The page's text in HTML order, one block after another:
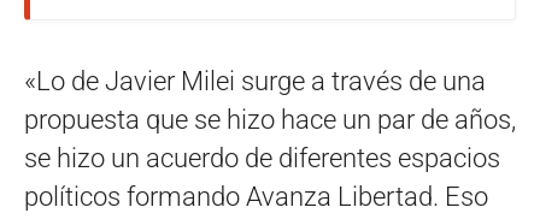
«Lo de Javier Milei surge a través de una
propuesta que se hizo hace un par de años,
se hizo un acuerdo de diferentes espacios
políticos formando Avanza Libertad. Eso